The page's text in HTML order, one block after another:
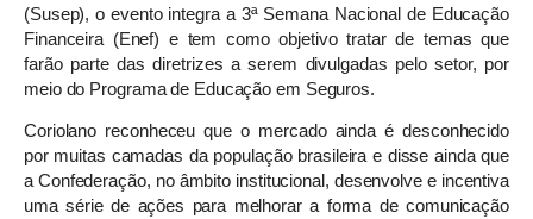
(Susep), o evento integra a 3ª Semana Nacional de Educação
Financeira (Enef) e tem como objetivo tratar de temas que
farão parte das diretrizes a serem divulgadas pelo setor, por
meio do Programa de Educação em Seguros.
Coriolano reconheceu que o mercado ainda é desconhecido
por muitas camadas da população brasileira e disse ainda que
a Confederação, no âmbito institucional, desenvolve e incentiva
uma série de ações para melhorar a forma de comunicação